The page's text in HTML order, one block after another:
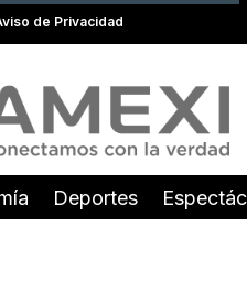
de Privacidad
Deportes